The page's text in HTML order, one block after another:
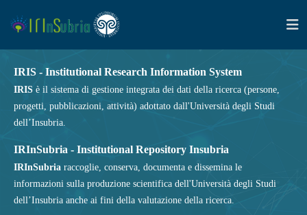
IRIS - Institutional Research Information System
IRIS è il sistema di gestione integrata dei dati della ricerca (persone,
progetti, pubblicazioni, attività) adottato dall'Università degli Studi
dell’Insubria.
IRInSubria - Institutional Repository Insubria
IRInSubria raccoglie, conserva, documenta e dissemina le
informazioni sulla produzione scientifica dell'Università degli Studi
dell’Insubria anche ai fini della valutazione della ricerca.